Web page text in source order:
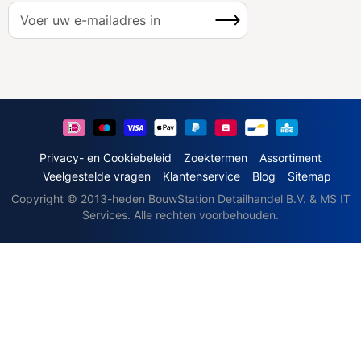
A
e
o
z
Inschrijven
Privacy- en Cookiebeleid Zoektermen
Assortiment
Veelgestelde vragen
Klantenservice Blog
Sitemap
Copyright © 2013-heden BouwStation Detailhandel B.V. & MS IT
Services. Alle rechten voorbehouden.